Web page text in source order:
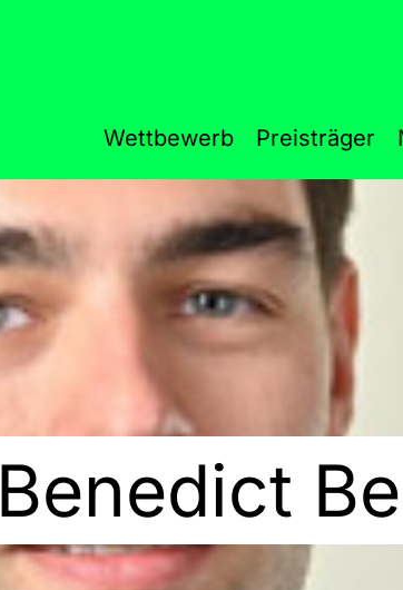
Wettbewerb Preisträger
Benedict